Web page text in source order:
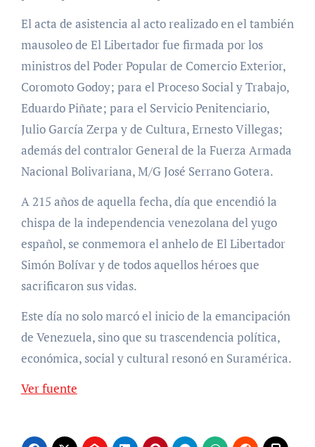
El acta de asistencia al acto realizado en el también
mausoleo de El Libertador fue firmada por los
ministros del Poder Popular de Comercio Exterior,
Coromoto Godoy; para el Proceso Social y Trabajo,
Eduardo Piñate; para el Servicio Penitenciario,
Julio García Zerpa y de Cultura, Ernesto Villegas;
además del contralor General de la Fuerza Armada
Nacional Bolivariana, M/G José Serrano Gotera.
A 215 años de aquella fecha, día que encendió la
chispa de la independencia venezolana del yugo
español, se conmemora el anhelo de El Libertador
Simón Bolívar y de todos aquellos héroes que
sacrificaron sus vidas.
Este día no solo marcó el inicio de la emancipación
de Venezuela, sino que su trascendencia política,
económica, social y cultural resonó en Suramérica.
Ver fuente